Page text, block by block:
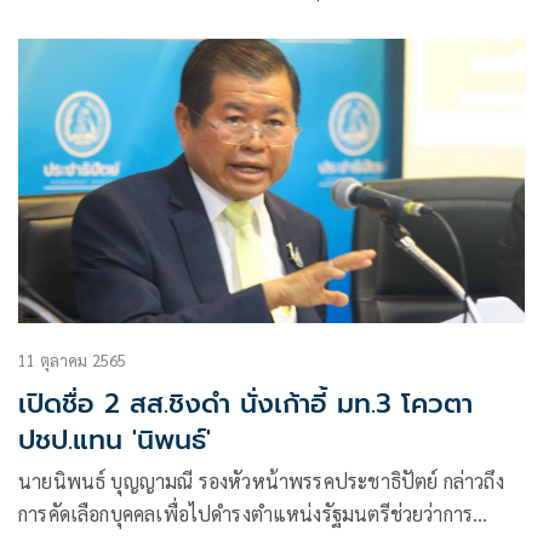
11 ตุลาคม 2565
เปิดชื่อ 2 สส.ชิงดำ นั่งเก้าอี้ มท.3 โควตา
ปชป.แทน 'นิพนธ์'
นายนิพนธ์ บุญญามณี รองหัวหน้าพรรคประชาธิปัตย์ กล่าวถึง
การคัดเลือกบุคคลเพื่อไปดำรงตำแหน่งรัฐมนตรีช่วยว่าการ